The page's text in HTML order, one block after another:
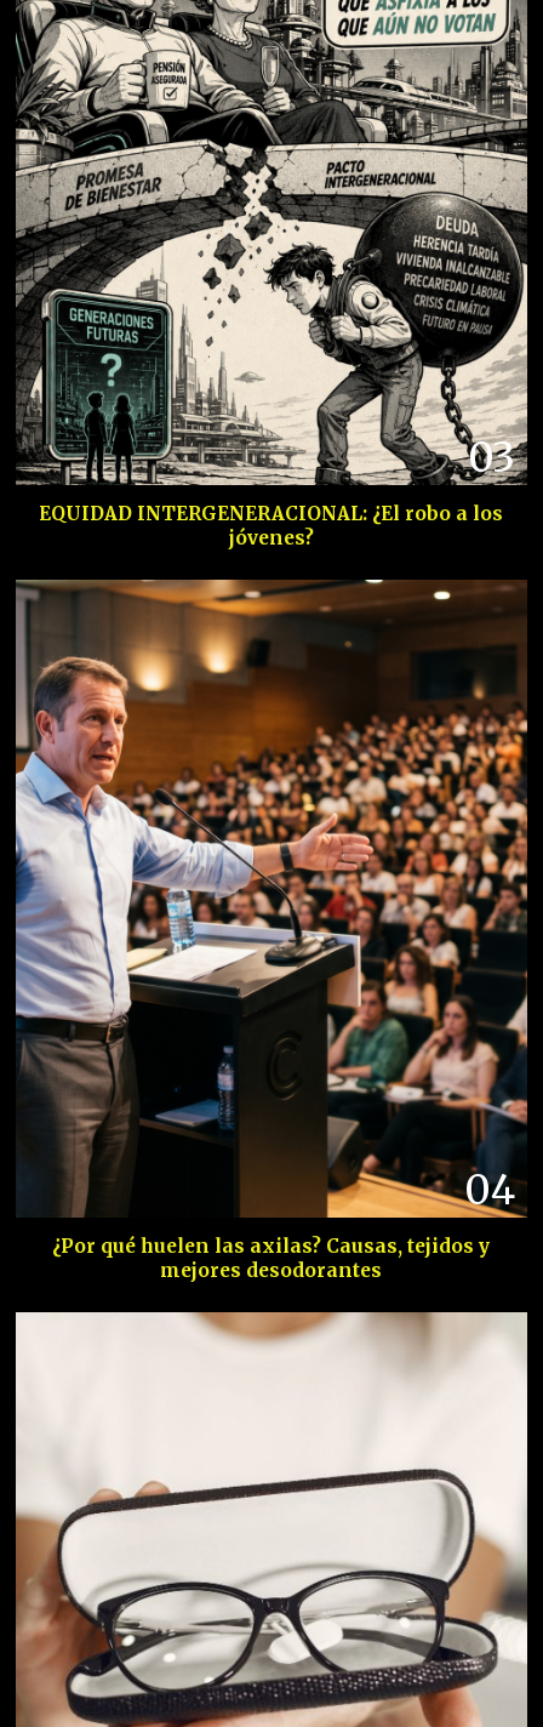
03
EQUIDAD INTERGENERACIONAL: ¿El robo a los
jóvenes?
04
¿Por qué huelen las axilas? Causas, tejidos y
mejores desodorantes